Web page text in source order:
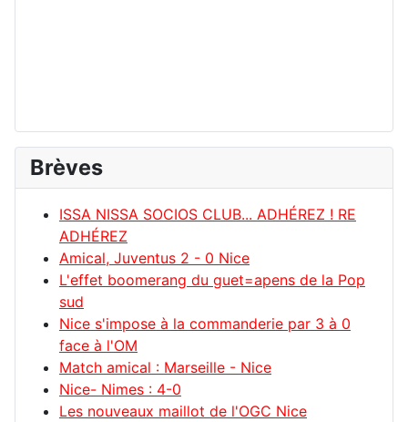
Brèves
ISSA NISSA SOCIOS CLUB... ADHÉREZ ! RE
ADHÉREZ
Amical, Juventus 2 - 0 Nice
L'effet boomerang du guet=apens de la Pop
sud
Nice s'impose à la commanderie par 3 à 0
face à l'OM
Match amical : Marseille - Nice
Nice- Nimes : 4-0
Les nouveaux maillot de l'OGC Nice